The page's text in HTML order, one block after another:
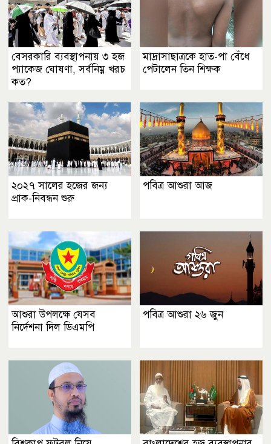
বেসরকারি ব্যবস্থাপনায় ৩ হজ
প্যাকেজ ঘোষণা, সর্বনিম্ন খরচ
কত?
মাদ্রাসাছাত্রকে হাত-পা বেঁধে
পেটালেন তিন শিক্ষক
২০২৭ সালের হজের জন্য
প্রাক-নিবন্ধন শুরু
পবিত্র আশুরা আজ
আশুরা উপলক্ষে যেসব
নির্দেশনা দিল ডিএমপি
পবিত্র আশুরা ২৬ জুন